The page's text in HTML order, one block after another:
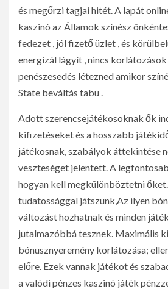
és megőrzi tagjai hitét. A lapát
kaszinó az Államok színész
fedezet , jól fizető üzlet , és
energizál lágyít , nincs
penészesedés létezned amikor
State beváltás tabu .
Adott szerencsejátékosoknak ők
kifizetéseket és a hosszabb
játékosnak, szabályok áttekintése
veszteséget jelentett. A
hogyan kell megkülönböztetni
tudatossággal játszunk,Az ilyen
változást hozhatnak és minden
jutalmazóbbá tesznek. Maximális
bónusznyeremény korlátozása;
előre. Ezek vannak játékot és
a valódi pénzes kaszinó játék